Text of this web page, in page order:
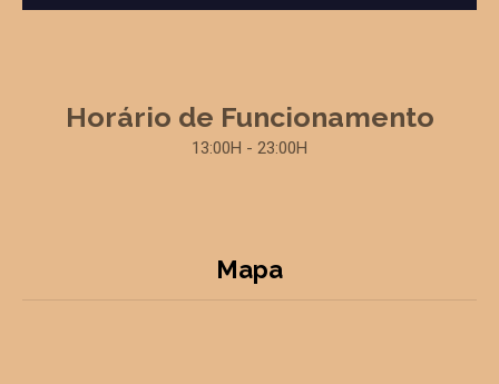
Horário de Funcionamento
13:00H - 23:00H
Mapa